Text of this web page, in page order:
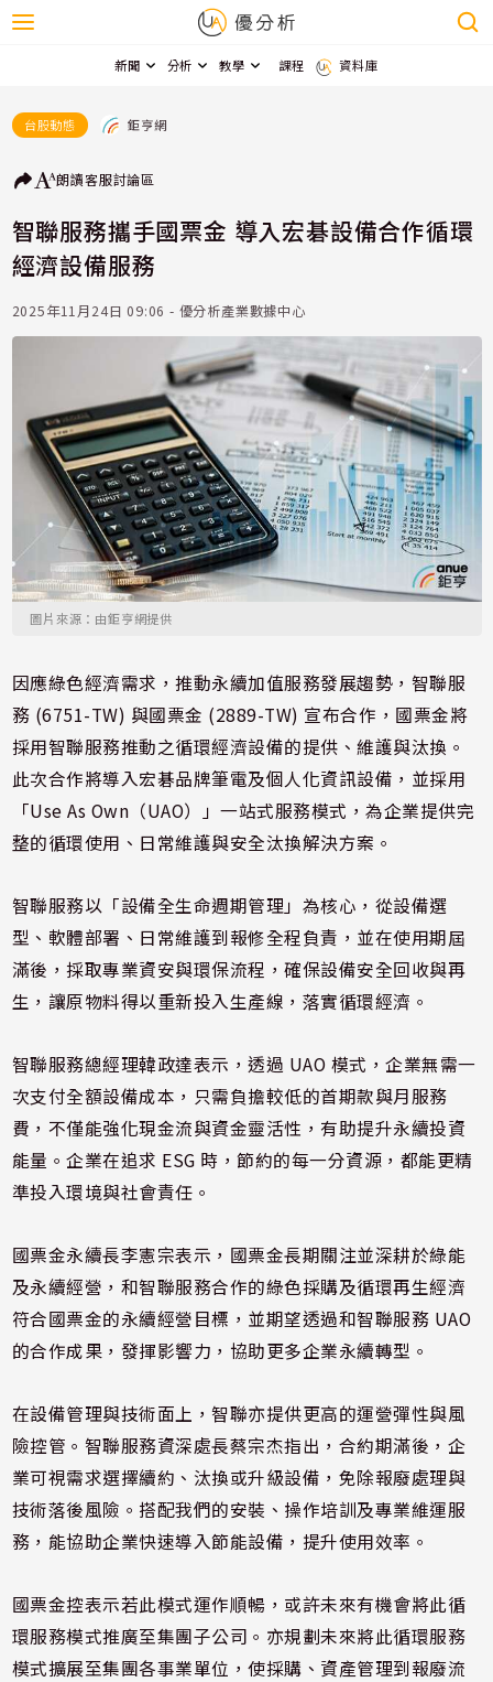
新聞 分析 教學 課程 資料庫
台股動態 鉅亨網
朗讀客服討論區
智聯服務攜手國票金 導入宏碁設備合作循環
經濟設備服務
2025年11月24日 09:06 - 優分析產業數據中心
圖片來源：由鉅亨網提供
因應綠色經濟需求，推動永續加值服務發展趨勢，智聯服
務 (6751-TW) 與國票金 (2889-TW) 宣布合作，國票金​將
採用智聯​服務推動之​循環經濟設​備的提供、​維護與汰換​。
此次合作​將導入宏碁​品牌筆電及​個人化資訊​設備，並採​用
「Use As Own（UAO）」一站式服務模式，為企業提供完
整的循環使用、日常維護與安全汰換解決方案。
智聯服務以「設備全生命週期管理」為核心，從設備選
型、軟體部署、日常維護到報修全程負責，並在使用期屆
滿​後，採取專​業資安與環​保流程，確​保設備安全​回收與再
生​，讓原物料​得以重新投​入生產線，​落實循環經​濟。
智聯服務總經理韓政達表示，透過 UAO 模式，企業無需一
次支付全額設備成本，只需負擔較低的首期款與月服​務
費，不僅​能強化現金​流與資金靈​活性，有助​提升永續投​資
能量。企​業在追求 ESG 時，節約的每一分資源，都能更精
準投入環境與社會責任。
國票金永續長李憲宗表示，國票金長期關注並深耕於綠能
及永續經營，和智聯服務合作的綠色採購及循環再生經​濟
符合國票​金的永續經​營目標，並​期望透過和​智聯服務 U​AO
的合作​成果，發揮​影響力，協​助更多企業​永續轉型。
在設備管理與技術面上，智聯亦提供更高的運營彈性與風
險控管。智聯服務資深處長蔡宗杰指出，合約期滿後，​企
業可視需​求選擇續約​、汰換或升​級設備，免​除報廢處理​與
技術落後​風險。搭配​我們的安裝​、操作培訓​及專業維運​服
務，能協​助企業快速​導入節能設​備，提升使​用效率。
國票金控表示若此模式運作順暢，或許未來有機會將此循
環服務模式推廣至集團子公司。亦規劃未來將此循環服務​
模式擴展至​集團各事業​單位，使採​購、資產管​理到報廢流​